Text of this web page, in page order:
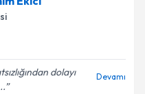
randevu almanız
e-posta ile
dolayı
Devamı